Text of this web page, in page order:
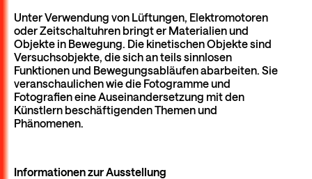
Unter Verwendung von Lüftungen, Elektromotoren
oder Zeitschaltuhren bringt er Materialien und
Objekte in Bewegung. Die kinetischen Objekte sind
Versuchsobjekte, die sich an teils sinnlosen
Funktionen und Bewegungsabläufen abarbeiten. Sie
veranschaulichen wie die Fotogramme und
Fotografien eine Auseinandersetzung mit den
Künstlern beschäftigenden Themen und
Phänomenen.
Informationen zur Ausstellung